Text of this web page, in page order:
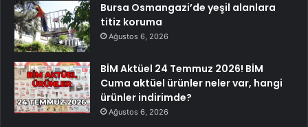
Bursa Osmangazi’de yeşil alanlara
titiz koruma
Ağustos 6, 2026
BİM Aktüel 24 Temmuz 2026! BİM
Cuma aktüel ürünler neler var, hangi
ürünler indirimde?
Ağustos 6, 2026